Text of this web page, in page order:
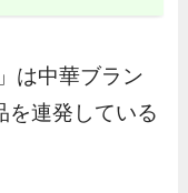
は中華ブラン
を連発している